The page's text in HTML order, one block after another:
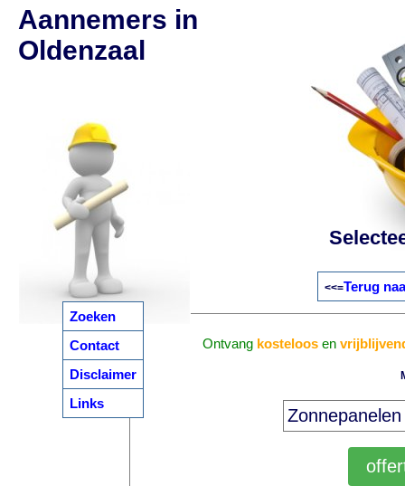
Zoeken
Contact
Disclaimer
Links
Aannemers in
Oldenzaal
<<=Terug
Ontvang kosteloosen